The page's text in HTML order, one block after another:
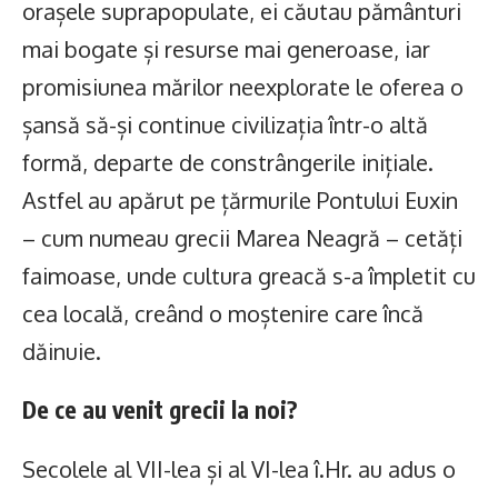
orașele suprapopulate, ei căutau pământuri
mai bogate și resurse mai generoase, iar
promisiunea mărilor neexplorate le oferea o
șansă să-și continue civilizația într-o altă
formă, departe de constrângerile inițiale.
Astfel au apărut pe țărmurile Pontului Euxin
– cum numeau grecii Marea Neagră – cetăți
faimoase, unde cultura greacă s-a împletit cu
cea locală, creând o moștenire care încă
dăinuie.
De ce au venit grecii la noi?
Secolele al VII-lea și al VI-lea î.Hr. au adus o